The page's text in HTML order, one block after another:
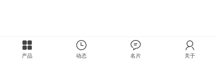
产品 动态 名片 关于